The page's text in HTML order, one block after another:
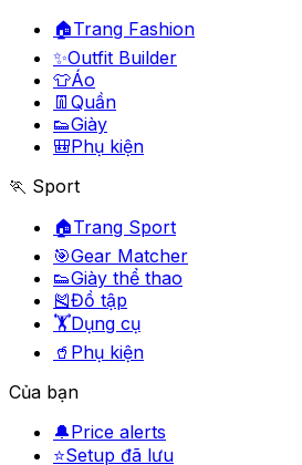
🏠Trang Fashion
✨Outfit Builder
👕Áo
👖 Quần
👟Giày
🎒Phụ kiện
🏃 Sport
🏠Trang Sport
🎯Gear Matcher
👟Giày thể thao
🎽Đồ tập
🏋️Dụng cụ
🥤 Phụ kiện
Của bạn
🔔Price alerts
⭐Setup đã lưu